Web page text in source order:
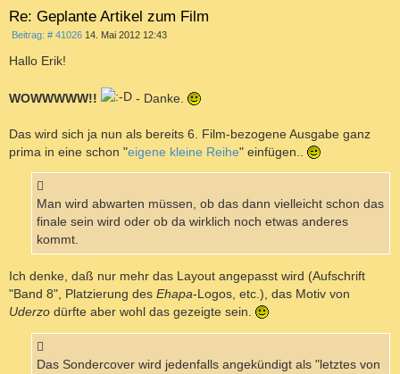
Re: Geplante Artikel zum Film
Beitrag: # 41026B
a
g
14. Mai 2012 12:43
Hallo Erik!
WOWWWWW!! - Danke.
Das wird sich ja nun als bereits 6. Film-bezogene Ausgabe ganz
prima in eine schon "eigene kleine Reihe" einfügen..
Man wird abwarten müssen, ob das dann vielleicht schon das
finale sein wird oder ob da wirklich noch etwas anderes
kommt.
Ich denke, daß nur mehr das Layout angepasst wird (Aufschrift
"Band 8", Platzierung des Ehapa-Logos, etc.), das Motiv von
Uderzo dürfte aber wohl das gezeigte sein.
Das Sondercover wird jedenfalls angekündigt als "letztes von